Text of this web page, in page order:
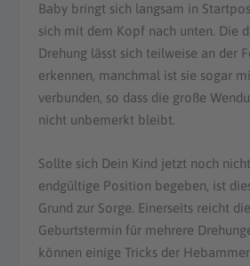
Baby bringt sich langsam in
sich mit dem Kopf nach unten. Die
Drehung lässt sich teilweise an der
erkennen, manchmal ist sie sogar
verbunden, so dass die große
nicht unbemerkt bleibt.
Sollte sich Dein Kind jetzt noch
endgültige Position begeben, ist
Grund zur Sorge. Einerseits reicht
Geburtstermin für mehrere
können einige Tricks der